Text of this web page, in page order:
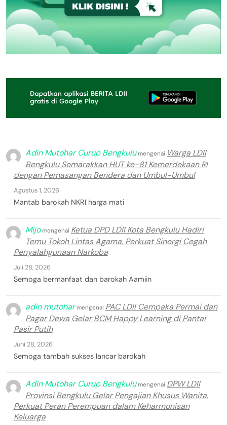
Adin Mutohar Curup Bengkulumengenai Warga LDII
Bengkulu Semarakkan HUT ke-81 Kemerdekaan RI
dengan Pemasangan Bendera dan Umbul-Umbul
Agustus 1, 2026
Mantab barokah NKRI harga mati
Mijomengenai Ketua DPD LDII Kota Bengkulu Hadiri
Temu Tokoh Lintas Agama, Perkuat Sinergi Cegah
Penyalahgunaan Narkoba
Juli 28, 2026
Semoga bermanfaat dan barokah Aamiin
adin mutoharmengenai PAC LDII Cempaka Permai dan
Pagar Dewa Gelar BCM Happy Learning di Pantai
Pasir Putih
Juni 28, 2026
Semoga tambah sukses lancar barokah
Adin Mutohar Curup Bengkulumengenai DPW LDII
Provinsi Bengkulu Gelar Pengajian Khusus Wanita,
Perkuat Peran Perempuan dalam Keharmonisan
Keluarga